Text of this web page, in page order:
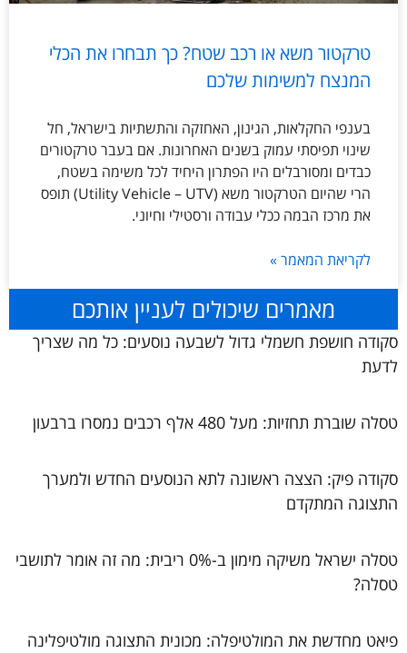
טרקטור משא או רכב שטח? כך תבחרו את הכלי
המנצח למשימות שלכם
בענפי החקלאות, הגינון, האחזקה והתשתיות בישראל, חל
שינוי תפיסתי עמוק בשנים האחרונות. אם בעבר טרקטורים
כבדים ומסורבלים היו הפתרון היחיד לכל משימה בשטח,
הרי שהיום הטרקטור משא (Utility Vehicle – UTV) תופס
את מרכז הבמה ככלי עבודה ורסטילי וחיוני.
לקריאת המאמר »
מאמרים שיכולים לעניין אותכם
סקודה חושפת חשמלי גדול לשבעה נוסעים: כל מה שצריך
לדעת
טסלה שוברת תחזיות: מעל 480 אלף רכבים נמסרו ברבעון
סקודה פיק: הצצה ראשונה לתא הנוסעים החדש ולמערך
התצוגה המתקדם
טסלה ישראל משיקה מימון ב-0% ריבית: מה זה אומר לתושבי
טסלה?
פיאט מחדשת את המולטיפלה: מכונית התצוגה מולטיפלינה